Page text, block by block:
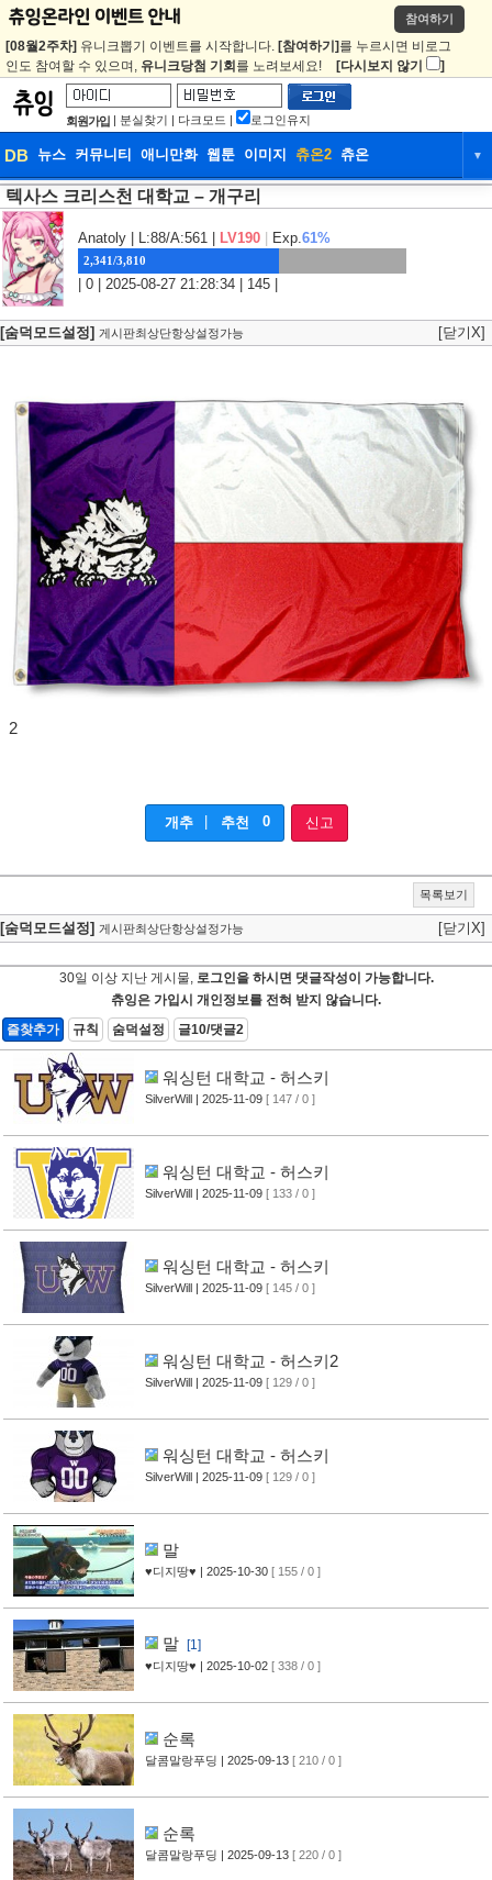
참여하기
[08월2주차] 유니크뽑기 이벤트를 시작합니다. [참여하기] 를 누르시면 비로그
인도 참여할 수 있으며, 유니크당첨 기회 를 노려보세요! [다시보지 않기 ]
회원가입 | 분실찾기 | 다크모드 | 로그인유지
DB 뉴스 커뮤니티 애니만화 웹툰 이미지 츄온2 츄온 ▼
DB 뉴스
웹툰 이미지 츄온2
텍사스 크리스천 대학교 – 개구리
Anatoly | L:88/A:561 | LV190 Exp.61%
2,341/3,810
| 0 | 2025-08-27 21:28:34 | 145 |
[숨덕모드설정] 게시판최상단항상설정가능 [닫기X]
2
개추 추천 0 신고
목록보기
[숨덕모드설정] 게시판최상단항상설정가능 [닫기X]
30일 이상 지난 게시물, 로그인을 하시면 댓글작성이 가능합니다.
츄잉은 가입시 개인정보를 전혀 받지 않습니다.
즐찾추가
규칙 숨덕설정 글10/댓글2
워싱턴 대학교 - 허스키
SilverWill | 2025-11-09 [ 147 / 0 ]
워싱턴 대학교 - 허스키
SilverWill | 2025-11-09 [ 133 / 0 ]
워싱턴 대학교 - 허스키
SilverWill | 2025-11-09 [ 145 / 0 ]
워싱턴 대학교 - 허스키2
SilverWill | 2025-11-09 [ 129 / 0 ]
워싱턴 대학교 - 허스키
SilverWill | 2025-11-09 [ 129 / 0 ]
말
♥디지땅♥ | 2025-10-30 [ 155 / 0 ]
말 [1]
♥디지땅♥ | 2025-10-02 [ 338 / 0 ]
순록
달콤말랑푸딩 | 2025-09-13 [ 210 / 0 ]
순록
달콤말랑푸딩 | 2025-09-13 [ 220 / 0 ]